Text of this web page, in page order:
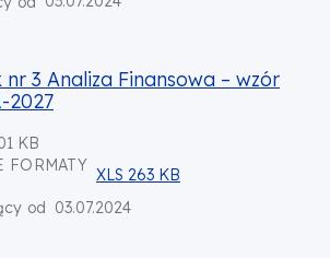
Finansowa – wzór FEM 2021-2027
nr 3 Analiza Finansowa – wzór
2027
KB
FORMATY
XLS 263 KB
od
03.07.2024